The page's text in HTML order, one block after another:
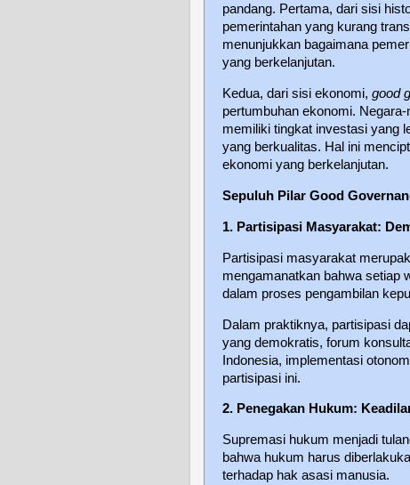
pandang. Pertama, dari sisi
pemerintahan yang kurang
menunjukkan bagaimana
yang berkelanjutan.
Kedua, dari sisi ekonomi, good
pertumbuhan ekonomi.
memiliki tingkat investasi yang
yang berkualitas. Hal ini
ekonomi yang berkelanjutan.
Sepuluh Pilar Good
1. Partisipasi Masyarakat:
Partisipasi masyarakat
mengamanatkan bahwa setiap
dalam proses pengambilan
Dalam praktiknya, partisipasi
yang demokratis, forum
Indonesia, implementasi
partisipasi ini.
2. Penegakan Hukum:
Supremasi hukum menjadi
bahwa hukum harus
terhadap hak asasi manusia.